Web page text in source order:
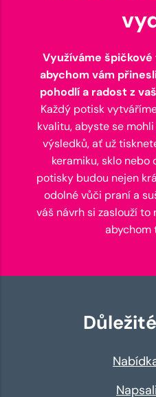
Využíváme
abychom vám
pohodlí a radost z
Každý potisk
kvalitu, abyste se
výsledků, ať už
keramiku, sklo nebo
potisky budou nejen
odolné vůči praní a
váš návrh si zaslouží
abychom